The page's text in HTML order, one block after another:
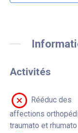
Activités
Rééduc des
affections
traumato et rhumato